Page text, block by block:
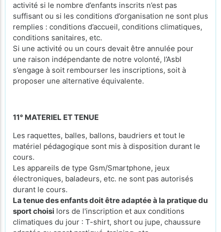
activité si le nombre d’enfants inscrits n’est pas
suffisant ou si les conditions d’organisation ne sont plus
remplies : conditions d’accueil, conditions climatiques,
conditions sanitaires, etc.
Si une activité ou un cours devait être annulée pour
une raison indépendante de notre volonté, l’Asbl
s’engage à soit rembourser les inscriptions, soit à
proposer une alternative équivalente.
11° MATERIEL ET TENUE
Les raquettes, balles, ballons, baudriers et tout le
matériel pédagogique sont mis à disposition durant le
cours.
Les appareils de type Gsm/Smartphone, jeux
électroniques, baladeurs, etc. ne sont pas autorisés
durant le cours.
La tenue des enfants doit être adaptée à la pratique du
sport choisi lors de l'inscription et aux conditions
climatiques du jour : T-shirt, short ou jupe, chaussure